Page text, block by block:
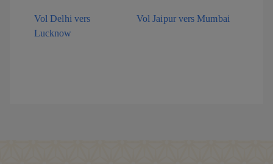
Vol Delhi vers
Lucknow
Vol Jaipur vers Mumbai